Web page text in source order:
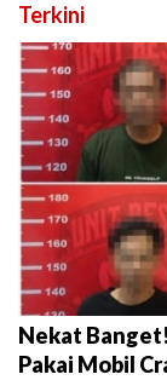
Terkini
Nekat
Pakai Mobil